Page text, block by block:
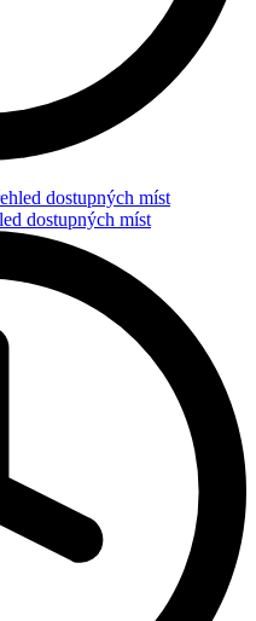
dostupných míst